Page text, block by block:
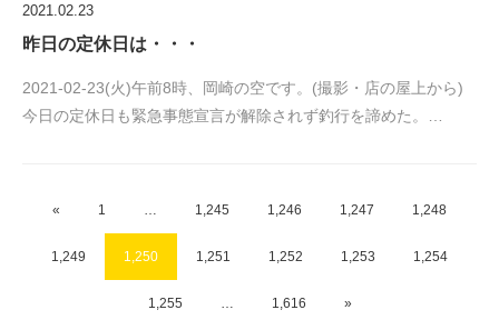
2021.02.23
昨日の定休日は・・・
2021-02-23(火)午前8時、岡崎の空です。(撮影・店の屋上から)
今日の定休日も緊急事態宣言が解除されず釣行を諦めた。…
« 1 1,245 1,246 1,247 1,248
1,249 1,250 1,251 1,252 1,253 1,254
1,255 1,616 »